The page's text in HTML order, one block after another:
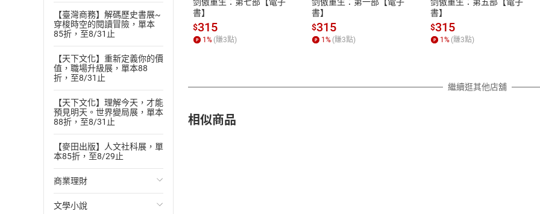
【臺灣商務】解碼歷史書展~
穿梭時空的閱讀冒險，單本
85折，至8/31止
【天下文化】重新定義你的價
值，職場升級展，單本88
折，至8/31止
【天下文化】理解今天，才能
預見明天。世界變局展，單本
88折，至8/31止
【麥田出版】人文社科展，單
本85折，至8/29止
商業理財
投資理財
文學小說
除權合理例外情事適用準則，依商
質各有不同規定。詳細退換貨說明
照各商品說明。
書】
$315
1% (賺3點)
書】
$315
1% (賺3點)
書】
$315
1% (賺3點)
繼續逛其他店舖
相似商品